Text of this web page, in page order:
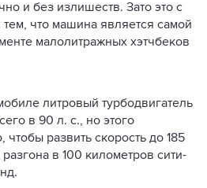
и без излишеств. Зато это с
что машина является самой
малолитражных хэтчбеков
литровый турбодвигатель
в 90 л. с., но этого
чтобы развить скорость до 185
в 100 километров сити-